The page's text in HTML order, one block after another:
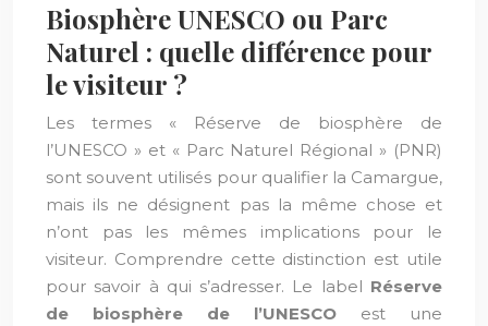
Biosphère UNESCO ou Parc
Naturel : quelle différence pour
le visiteur ?
Les termes « Réserve de biosphère de
l’UNESCO » et « Parc Naturel Régional » (PNR)
sont souvent utilisés pour qualifier la Camargue,
mais ils ne désignent pas la même chose et
n’ont pas les mêmes implications pour le
visiteur. Comprendre cette distinction est utile
pour savoir à qui s’adresser. Le label Réserve
de biosphère de l’UNESCO est une